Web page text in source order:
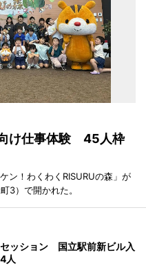
け仕事体験 45人枠
ン！わくわくRISURUの森」が
3）で開かれた。
セッション 国立駅前新ビル入
人